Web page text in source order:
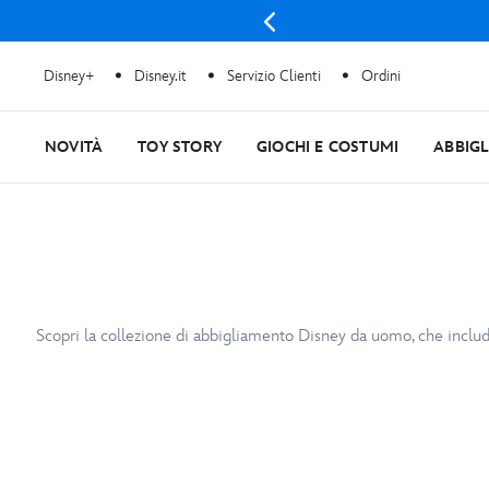
Disney+ Disney.it Servizio Clienti Ordini
NOVITÀ TOY STORY GIOCHI E COSTUMI
Scopri la collezione di abbigliamento Disney da uomo, che